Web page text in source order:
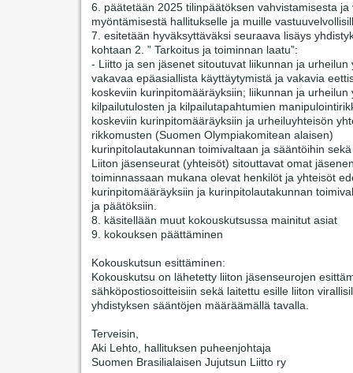
6. päätetään 2025 tilinpäätöksen vahvistamisesta
myöntämisestä hallitukselle ja muille
7. esitetään hyväksyttäväksi seuraava lisäys
kohtaan 2. ” Tarkoitus ja toiminnan laatu”:
- Liitto ja sen jäsenet sitoutuvat liikunnan ja urheilun
vakavaa epäasiallista käyttäytymistä ja vakavia
koskeviin kurinpitomääräyksiin; liikunnan ja urheilun
kilpailutulosten ja kilpailutapahtumien
koskeviin kurinpitomääräyksiin ja urheiluyhteisön
rikkomusten (Suomen Olympiakomitean alaisen)
kurinpitolautakunnan toimivaltaan ja sääntöihin
Liiton jäsenseurat (yhteisöt) sitouttavat omat
toiminnassaan mukana olevat henkilöt ja yhteisöt
kurinpitomääräyksiin ja kurinpitolautakunnan
ja päätöksiin.
8. käsitellään muut kokouskutsussa mainitut asiat
9. kokouksen päättäminen
Kokouskutsun esittäminen:
Kokouskutsu on lähetetty liiton jäsenseurojen
sähköpostiosoitteisiin sekä laitettu esille liiton
yhdistyksen sääntöjen määräämällä tavalla.
Terveisin,
Aki Lehto, hallituksen puheenjohtaja
Suomen Brasilialaisen Jujutsun Liitto ry